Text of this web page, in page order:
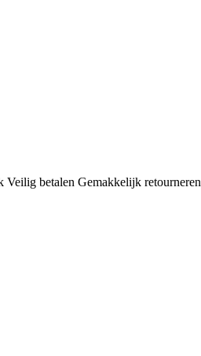
Veilig betalen Gemakkelijk retourneren